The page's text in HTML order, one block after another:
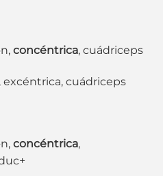
concéntrica, cuádriceps
cuádriceps
concéntrica,